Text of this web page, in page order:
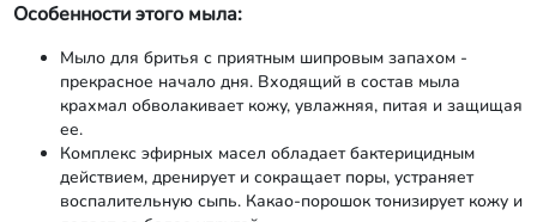
Особенности этого мыла:
Мыло для бритья с приятным шипровым запахом -
прекрасное начало дня. Входящий в состав мыла
крахмал обволакивает кожу, увлажняя, питая и защищая
ее.
Комплекс эфирных масел обладает бактерицидным
действием, дренирует и сокращает поры, устраняет
воспалительную сыпь. Какао-порошок тонизирует кожу и